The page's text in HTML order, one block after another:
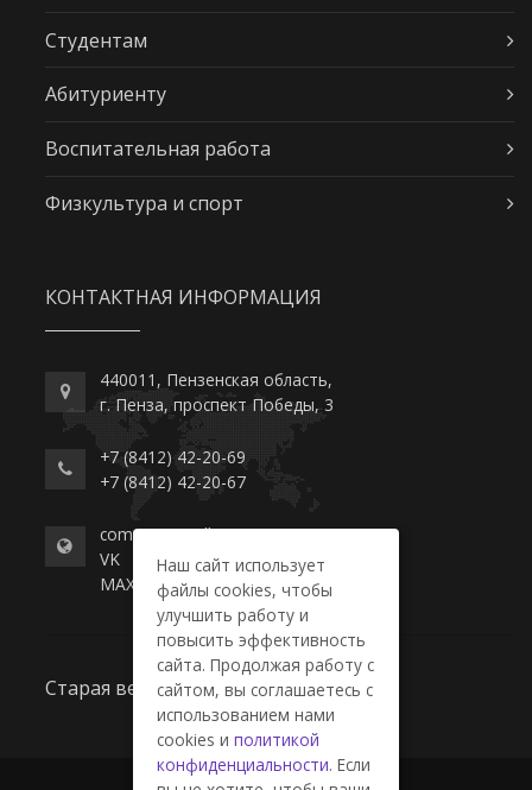
Студентам
Абитуриенту
Воспитательная работа
Физкультура и спорт
КОНТАКТНАЯ ИНФОРМАЦИЯ
440011, Пензенская область,
г. Пенза, проспект Победы, 3
+7 (8412) 42-20-69
+7 (8412) 42-20-67
commerce-college.ru
VK
MAX
Старая версия сайта
Наш сайт использует
файлы cookies, чтобы
улучшить работу и
повысить эффективность
сайта. Продолжая работу с
сайтом, вы соглашаетесь с
использованием нами
cookies и политикой
конфиденциальности. Если